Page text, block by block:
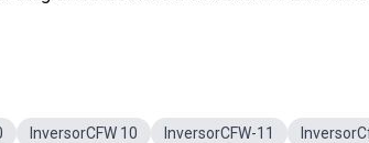
InversorCFW 10 InversorCFW-11